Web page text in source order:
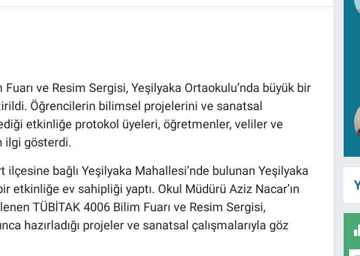
ve Resim Sergisi, Yeşilyaka Ortaokulu’nda büyük bir
Öğrencilerin bilimsel projelerini ve sanatsal
etkinliğe protokol üyeleri, öğretmenler, veliler ve
ilgi gösterdi.
ilçesine bağlı Yeşilyaka Mahallesi’nde bulunan Yeşilyaka
etkinliğe ev sahipliği yaptı. Okul Müdürü Aziz Nacar’ın
TÜBİTAK 4006 Bilim Fuarı ve Resim Sergisi,
hazırladığı projeler ve sanatsal çalışmalarıyla göz